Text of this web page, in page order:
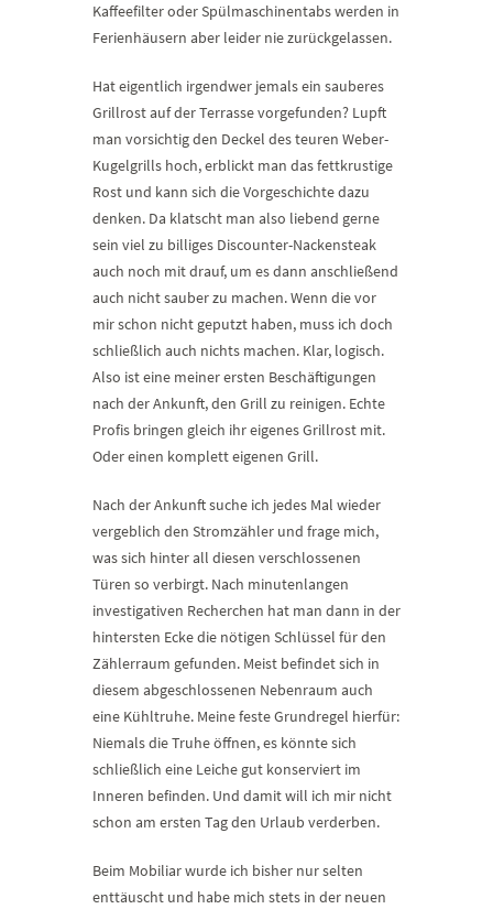
Kaffeefilter oder Spülmaschinentabs werden in
Ferienhäusern aber leider nie zurückgelassen.
Hat eigentlich irgendwer jemals ein sauberes
Grillrost auf der Terrasse vorgefunden? Lupft
man vorsichtig den Deckel des teuren Weber-
Kugelgrills hoch, erblickt man das fettkrustige
Rost und kann sich die Vorgeschichte dazu
denken. Da klatscht man also liebend gerne
sein viel zu billiges Discounter-Nackensteak
auch noch mit drauf, um es dann anschließend
auch nicht sauber zu machen. Wenn die vor
mir schon nicht geputzt haben, muss ich doch
schließlich auch nichts machen. Klar, logisch.
Also ist eine meiner ersten Beschäftigungen
nach der Ankunft, den Grill zu reinigen. Echte
Profis bringen gleich ihr eigenes Grillrost mit.
Oder einen komplett eigenen Grill.
Nach der Ankunft suche ich jedes Mal wieder
vergeblich den Stromzähler und frage mich,
was sich hinter all diesen verschlossenen
Türen so verbirgt. Nach minutenlangen
investigativen Recherchen hat man dann in der
hintersten Ecke die nötigen Schlüssel für den
Zählerraum gefunden. Meist befindet sich in
diesem abgeschlossenen Nebenraum auch
eine Kühltruhe. Meine feste Grundregel hierfür:
Niemals die Truhe öffnen, es könnte sich
schließlich eine Leiche gut konserviert im
Inneren befinden. Und damit will ich mir nicht
schon am ersten Tag den Urlaub verderben.
Beim Mobiliar wurde ich bisher nur selten
enttäuscht und habe mich stets in der neuen